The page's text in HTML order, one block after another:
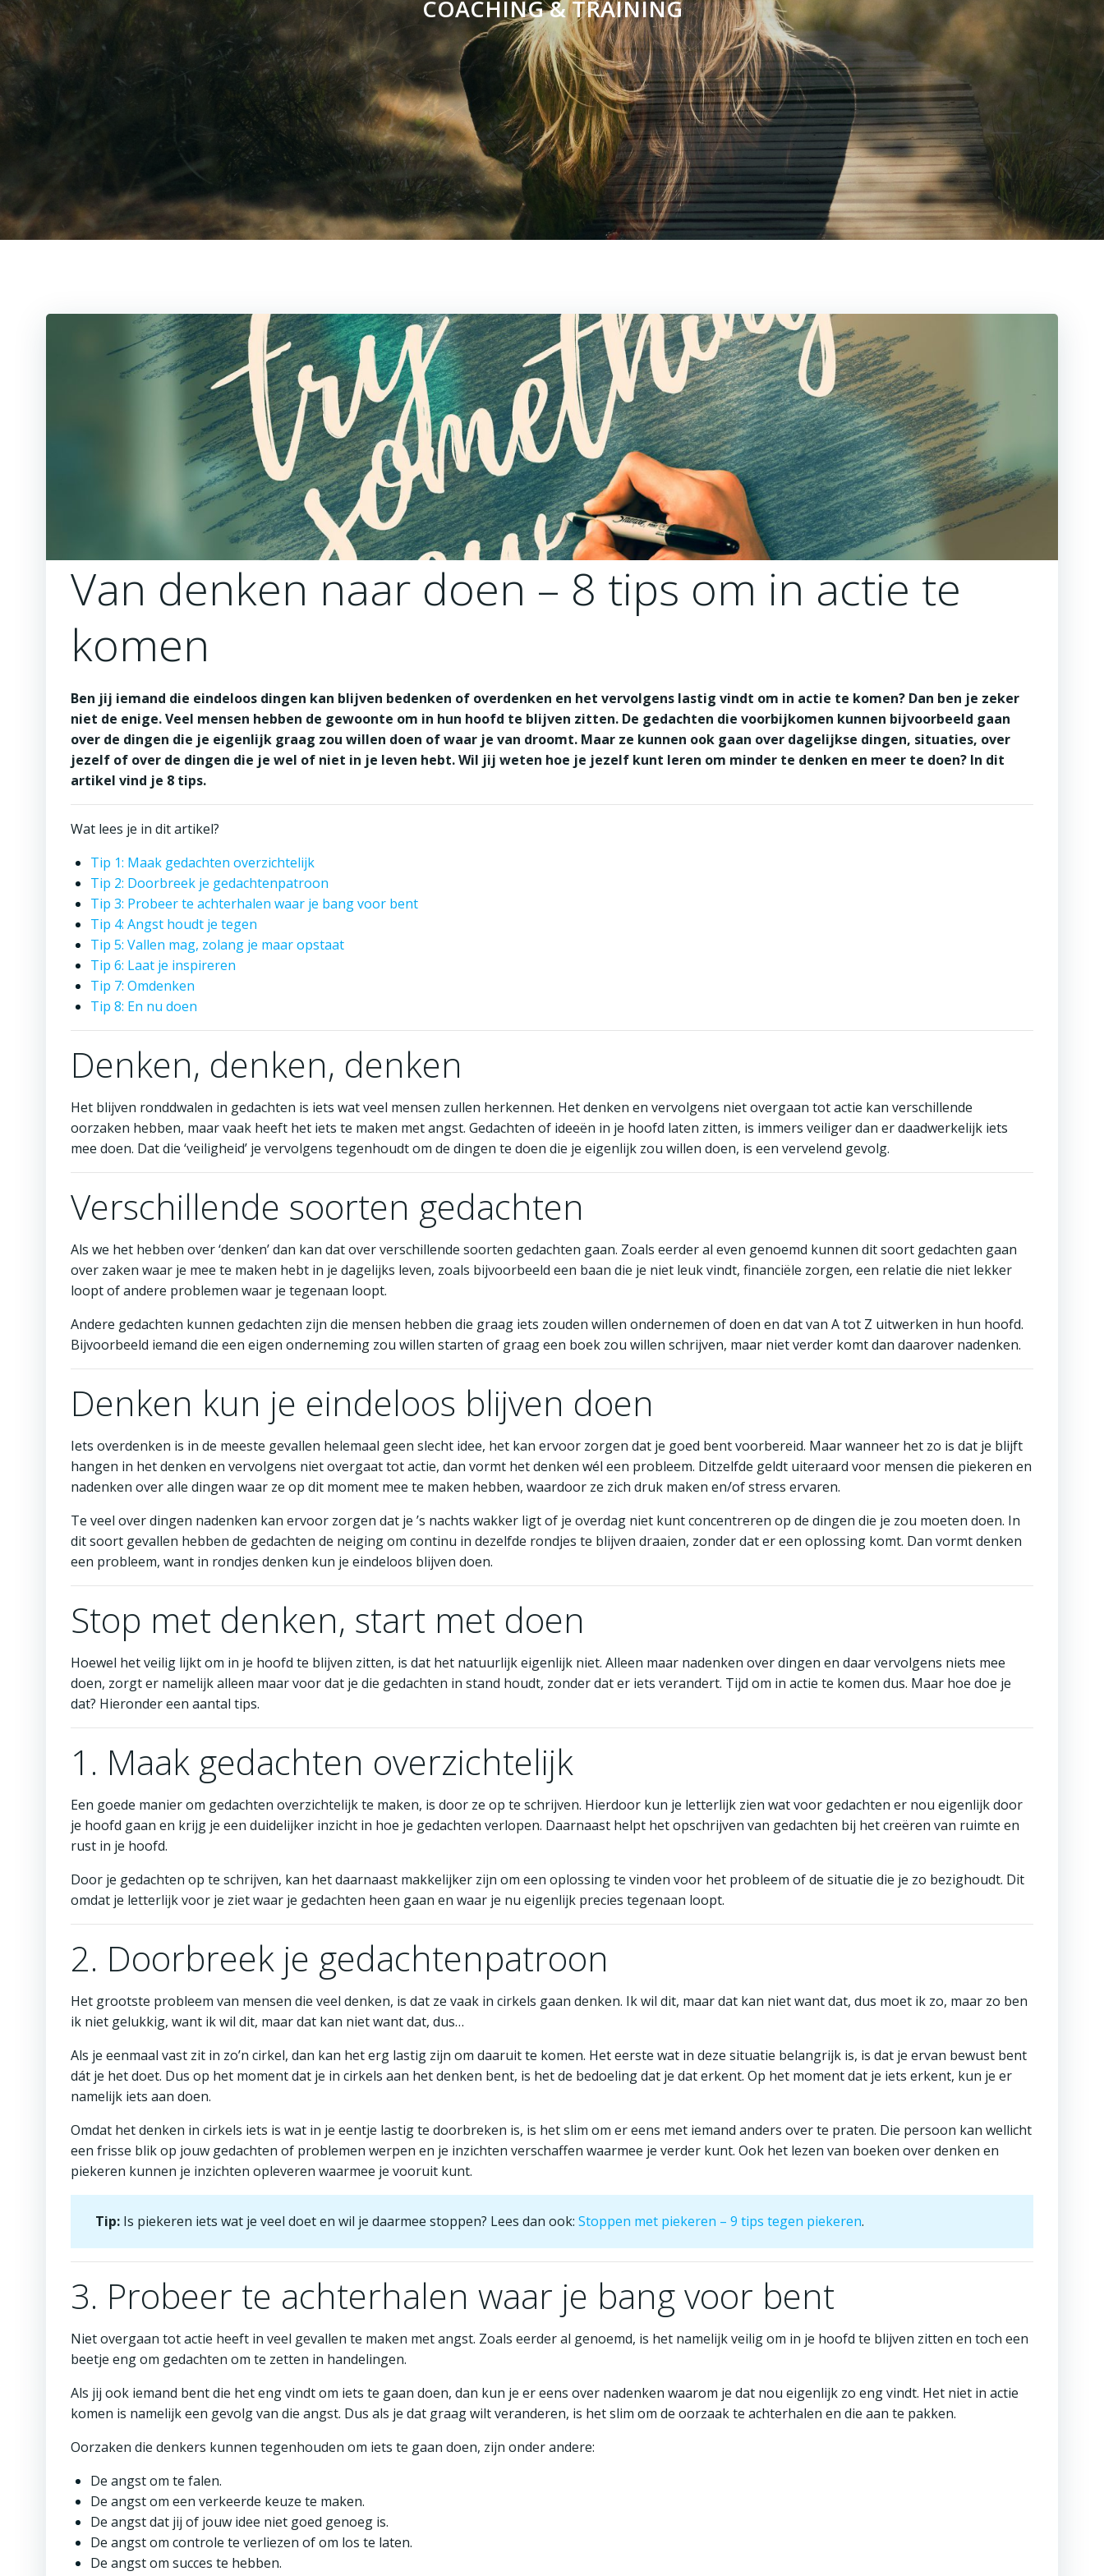
COACHING & TRAINING
Van denken naar doen – 8 tips om in actie te
komen
Ben jij iemand die eindeloos dingen kan blijven bedenken of overdenken en het vervolgens lastig vindt om in actie te komen? Dan ben je zeker
niet de enige. Veel mensen hebben de gewoonte om in hun hoofd te blijven zitten. De gedachten die voorbijkomen kunnen bijvoorbeeld gaan
over de dingen die je eigenlijk graag zou willen doen of waar je van droomt. Maar ze kunnen ook gaan over dagelijkse dingen, situaties, over
jezelf of over de dingen die je wel of niet in je leven hebt. Wil jij weten hoe je jezelf kunt leren om minder te denken en meer te doen? In dit
artikel vind je 8 tips.
Wat lees je in dit artikel?
Tip 1: Maak gedachten overzichtelijk
Tip 2: Doorbreek je gedachtenpatroon
Tip 3: Probeer te achterhalen waar je bang voor bent
Tip 4: Angst houdt je tegen
Tip 5: Vallen mag, zolang je maar opstaat
Tip 6: Laat je inspireren
Tip 7: Omdenken
Tip 8: En nu doen
Denken, denken, denken
Het blijven ronddwalen in gedachten is iets wat veel mensen zullen herkennen. Het denken en vervolgens niet overgaan tot actie kan verschillende
oorzaken hebben, maar vaak heeft het iets te maken met angst. Gedachten of ideeën in je hoofd laten zitten, is immers veiliger dan er daadwerkelijk iets
mee doen. Dat die ‘veiligheid’ je vervolgens tegenhoudt om de dingen te doen die je eigenlijk zou willen doen, is een vervelend gevolg.
Verschillende soorten gedachten
Als we het hebben over ‘denken’ dan kan dat over verschillende soorten gedachten gaan. Zoals eerder al even genoemd kunnen dit soort gedachten gaan
over zaken waar je mee te maken hebt in je dagelijks leven, zoals bijvoorbeeld een baan die je niet leuk vindt, financiële zorgen, een relatie die niet lekker
loopt of andere problemen waar je tegenaan loopt.
Andere gedachten kunnen gedachten zijn die mensen hebben die graag iets zouden willen ondernemen of doen en dat van A tot Z uitwerken in hun hoofd.
Bijvoorbeeld iemand die een eigen onderneming zou willen starten of graag een boek zou willen schrijven, maar niet verder komt dan daarover nadenken.
Denken kun je eindeloos blijven doen
Iets overdenken is in de meeste gevallen helemaal geen slecht idee, het kan ervoor zorgen dat je goed bent voorbereid. Maar wanneer het zo is dat je blijft
hangen in het denken en vervolgens niet overgaat tot actie, dan vormt het denken wél een probleem. Ditzelfde geldt uiteraard voor mensen die piekeren en
nadenken over alle dingen waar ze op dit moment mee te maken hebben, waardoor ze zich druk maken en/of stress ervaren.
Te veel over dingen nadenken kan ervoor zorgen dat je ’s nachts wakker ligt of je overdag niet kunt concentreren op de dingen die je zou moeten doen. In
dit soort gevallen hebben de gedachten de neiging om continu in dezelfde rondjes te blijven draaien, zonder dat er een oplossing komt. Dan vormt denken
een probleem, want in rondjes denken kun je eindeloos blijven doen.
Stop met denken, start met doen
Hoewel het veilig lijkt om in je hoofd te blijven zitten, is dat het natuurlijk eigenlijk niet. Alleen maar nadenken over dingen en daar vervolgens niets mee
doen, zorgt er namelijk alleen maar voor dat je die gedachten in stand houdt, zonder dat er iets verandert. Tijd om in actie te komen dus. Maar hoe doe je
dat? Hieronder een aantal tips.
1. Maak gedachten overzichtelijk
Een goede manier om gedachten overzichtelijk te maken, is door ze op te schrijven. Hierdoor kun je letterlijk zien wat voor gedachten er nou eigenlijk door
je hoofd gaan en krijg je een duidelijker inzicht in hoe je gedachten verlopen. Daarnaast helpt het opschrijven van gedachten bij het creëren van ruimte en
rust in je hoofd.
Door je gedachten op te schrijven, kan het daarnaast makkelijker zijn om een oplossing te vinden voor het probleem of de situatie die je zo bezighoudt. Dit
omdat je letterlijk voor je ziet waar je gedachten heen gaan en waar je nu eigenlijk precies tegenaan loopt.
2. Doorbreek je gedachtenpatroon
Het grootste probleem van mensen die veel denken, is dat ze vaak in cirkels gaan denken. Ik wil dit, maar dat kan niet want dat, dus moet ik zo, maar zo ben
ik niet gelukkig, want ik wil dit, maar dat kan niet want dat, dus…
Als je eenmaal vast zit in zo’n cirkel, dan kan het erg lastig zijn om daaruit te komen. Het eerste wat in deze situatie belangrijk is, is dat je ervan bewust bent
dát je het doet. Dus op het moment dat je in cirkels aan het denken bent, is het de bedoeling dat je dat erkent. Op het moment dat je iets erkent, kun je er
namelijk iets aan doen.
Omdat het denken in cirkels iets is wat in je eentje lastig te doorbreken is, is het slim om er eens met iemand anders over te praten. Die persoon kan wellicht
een frisse blik op jouw gedachten of problemen werpen en je inzichten verschaffen waarmee je verder kunt. Ook het lezen van boeken over denken en
piekeren kunnen je inzichten opleveren waarmee je vooruit kunt.
Tip: Is piekeren iets wat je veel doet en wil je daarmee stoppen? Lees dan ook: Stoppen met piekeren – 9 tips tegen piekeren.
3. Probeer te achterhalen waar je bang voor bent
Niet overgaan tot actie heeft in veel gevallen te maken met angst. Zoals eerder al genoemd, is het namelijk veilig om in je hoofd te blijven zitten en toch een
beetje eng om gedachten om te zetten in handelingen.
Als jij ook iemand bent die het eng vindt om iets te gaan doen, dan kun je er eens over nadenken waarom je dat nou eigenlijk zo eng vindt. Het niet in actie
komen is namelijk een gevolg van die angst. Dus als je dat graag wilt veranderen, is het slim om de oorzaak te achterhalen en die aan te pakken.
Oorzaken die denkers kunnen tegenhouden om iets te gaan doen, zijn onder andere:
De angst om te falen.
De angst om een verkeerde keuze te maken.
De angst dat jij of jouw idee niet goed genoeg is.
De angst om controle te verliezen of om los te laten.
De angst om succes te hebben.